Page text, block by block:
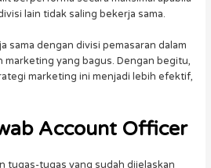
lain tidak saling bekerja sama.
sama dengan divisi pemasaran dalam
marketing yang bagus. Dengan begitu,
marketing ini menjadi lebih efektif,
Account Officer
tugas-tugas yang sudah dijelaskan